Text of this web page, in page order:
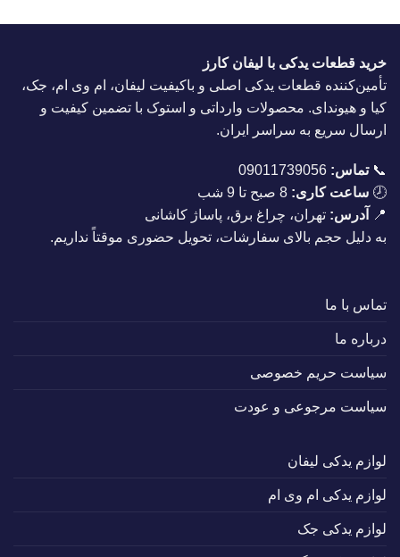
خرید قطعات یدکی با لیفان کارز
تأمین‌کننده قطعات یدکی اصلی و باکیفیت لیفان، ام وی ام، جک،
کیا و هیوندای. محصولات وارداتی و استوک با تضمین کیفیت و
ارسال سریع به سراسر ایران.
📞تماس: 09011739056
🕗 ساعت کاری:
📍
آدرس: تهران، چراغ برق، پاساژ کاشانی
به دلیل حجم بالای سفارشات، تحویل حضوری موقتاً نداریم.
تماس با ما
درباره ما
سیاست حریم خصوصی
سیاست مرجوعی و عودت
لوازم یدکی لیفان
لوازم یدکی ام وی ام
لوازم یدکی جک